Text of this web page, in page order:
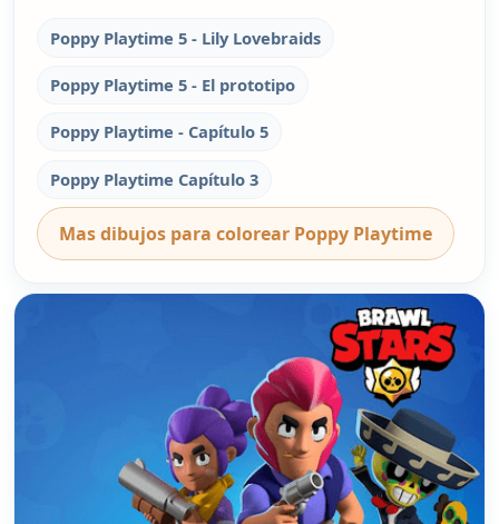
Poppy Playtime 5 - Lily Lovebraids
Poppy Playtime 5 - El prototipo
Poppy Playtime - Capítulo 5
Poppy Playtime Capítulo 3
Mas dibujos para colorear Poppy Playtime